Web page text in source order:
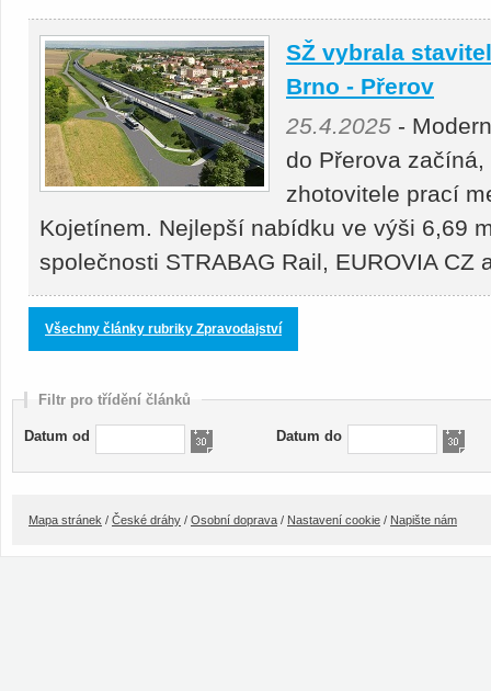
SŽ vybrala
Brno - Přerov
25.4.2025 -
do Přerova
zhotovitele prací
Kojetínem. Nejlepší nabídku ve výši 6,69
společnosti STRABAG Rail, EUROVIA
Všechny články rubriky Zpravodajství
Filtr pro třídění článků
Datum od Datum do
Mapa stránek / České dráhy / Osobní doprava / Nastavení cookie / Napište nám